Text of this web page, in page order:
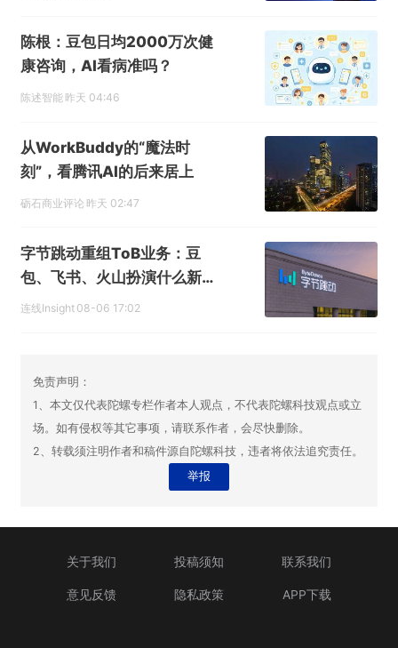
陈根：豆包日均2000万次健
康咨询，AI看病准吗？
陈述智能 昨天 04:46
从WorkBuddy的“魔法时
刻”，看腾讯AI的后来居上
砺石商业评论 昨天 02:47
字节跳动重组ToB业务：豆
包、飞书、火山扮演什么新角
色？
连线Insight 08-06 17:02
免责声明：
1、本文仅代表陀螺专栏作者本人观点，不代表陀螺科技观点或立
场。如有侵权等其它事项，请联系作者，会尽快删除。
2、转载须注明作者和稿件源自陀螺科技，违者将依法追究责任。
举报
关于我们 投稿须知 联系我们
意见反馈 隐私政策 APP下载